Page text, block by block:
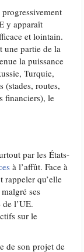
y apparaît
et lointain.
une partie de la
la puissance
Turquie,
(stades, routes,
financiers), le
par les États-
à l’affût. Face à
rappeler qu’elle
ses
l’UE.
sur le
de son projet de